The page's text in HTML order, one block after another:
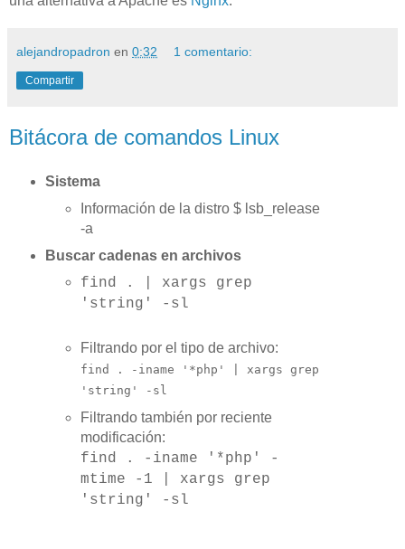
alejandropadron en 0:32 1 comentario:
Compartir
Bitácora de comandos Linux
Sistema
Información de la distro $ lsb_release
-a
Buscar cadenas en archivos
find . | xargs grep
'string' -sl
Filtrando por el tipo de archivo:
find . -iname '*php' | xargs grep
'string' -sl
Filtrando también por reciente
modificación:
find . -iname '*php' -
mtime -1 | xargs grep
'string' -sl